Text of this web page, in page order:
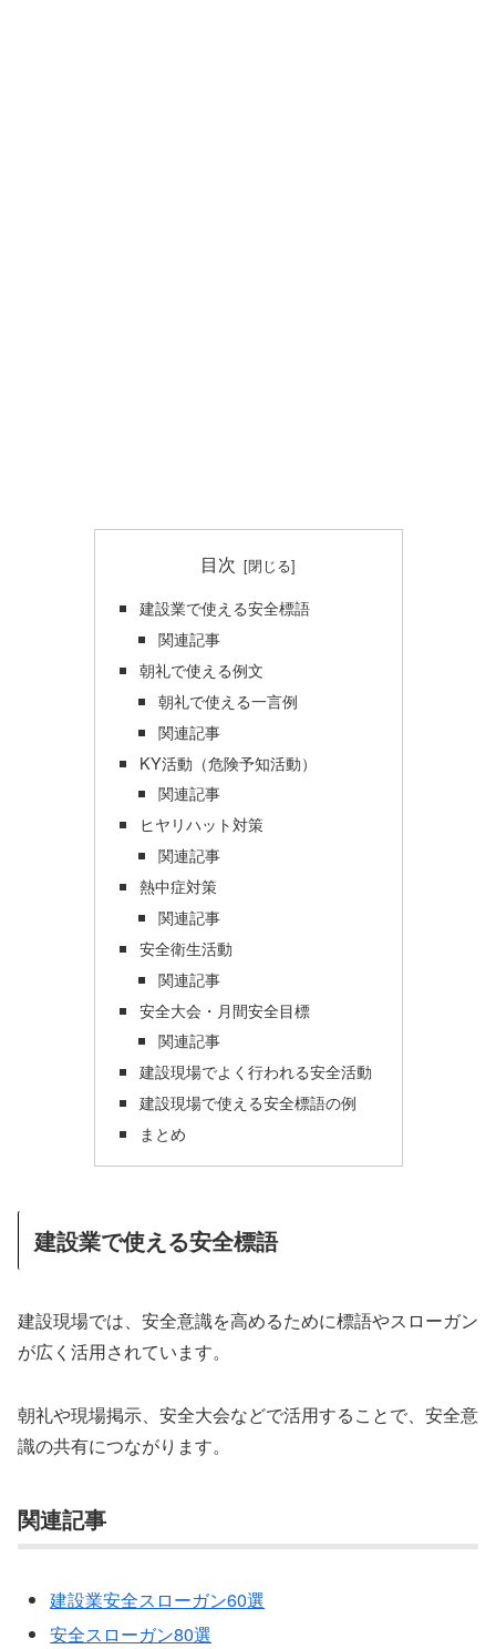
目次
建設業で使える安全標語
関連記事
朝礼で使える例文
朝礼で使える一言例
関連記事
KY活動（危険予知活動）
関連記事
ヒヤリハット対策
関連記事
熱中症対策
関連記事
安全衛生活動
関連記事
安全大会・月間安全目標
関連記事
建設現場でよく行われる安全活動
建設現場で使える安全標語の例
まとめ
建設業で使える安全標語
建設現場では、安全意識を高めるために標語やスローガン
が広く活用されています。
朝礼や現場掲示、安全大会などで活用することで、安全意
識の共有につながります。
関連記事
建設業安全スローガン60選
安全スローガン80選